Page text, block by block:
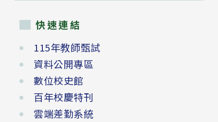
快速連結
115年教師甄試
資料公開專區
數位校史館
百年校慶特刊
雲端差勤系統